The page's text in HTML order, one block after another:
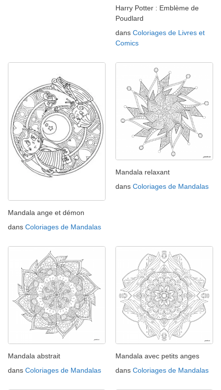
Harry Potter : Emblème de
Poudlard
dans Coloriages de Livres et
Comics
Mandala ange et démon
dans Coloriages de Mandalas
Mandala relaxant
dans Coloriages de Mandalas
Mandala abstrait
dans Coloriages de Mandalas
Mandala avec petits anges
dans Coloriages de Mandalas